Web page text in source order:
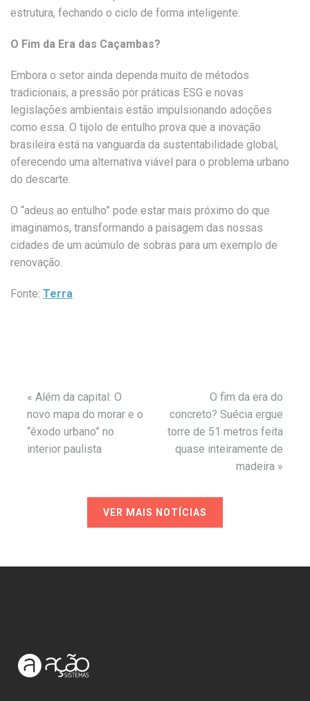
estrutura, fechando o ciclo de forma inteligente.
O Fim da Era das Caçambas?
Embora o setor ainda dependa muito de métodos
tradicionais, a pressão por práticas ESG e novas
legislações ambientais estão impulsionando adoções
como essa. O tijolo de entulho prova que a inovação
brasileira está na vanguarda da sustentabilidade global,
oferecendo uma alternativa viável para o problema urbano
do descarte.
O “adeus ao entulho” pode estar mais próximo do que
imaginamos, transformando a paisagem das nossas
cidades de um acúmulo de sobras para um exemplo de
renovação.
Fonte: Terra
« Além da capital: O
novo mapa do morar e o
“êxodo urbano” no
interior paulista
O fim da era do
concreto? Suécia ergue
torre de 51 metros feita
quase inteiramente de
madeira »
VER MAIS NOTÍCIAS